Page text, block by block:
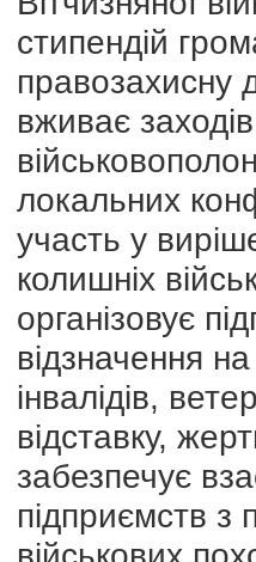
стипендій
правозахисну
вживає
локальних
участь у
колишніх
організовує
відзначення
інвалідів,
відставку,
забезпечує
підприємств з